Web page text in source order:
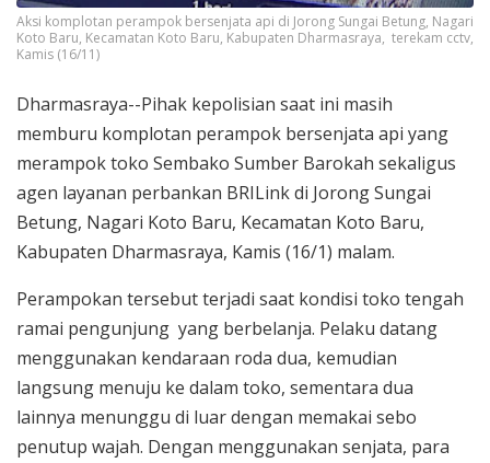
Aksi komplotan perampok bersenjata api di Jorong Sungai Betung, Nagari
Koto Baru, Kecamatan Koto Baru, Kabupaten Dharmasraya, terekam cctv,
Kamis (16/11)
Dharmasraya--Pihak kepolisian saat ini masih
memburu komplotan perampok bersenjata api yang
merampok toko Sembako Sumber Barokah sekaligus
agen layanan perbankan BRILink di Jorong Sungai
Betung, Nagari Koto Baru, Kecamatan Koto Baru,
Kabupaten Dharmasraya, Kamis (16/1) malam.
Perampokan tersebut terjadi saat kondisi toko tengah
ramai pengunjung yang berbelanja. Pelaku datang
menggunakan kendaraan roda dua, kemudian
langsung menuju ke dalam toko, sementara dua
lainnya menunggu di luar dengan memakai sebo
penutup wajah. Dengan menggunakan senjata, para